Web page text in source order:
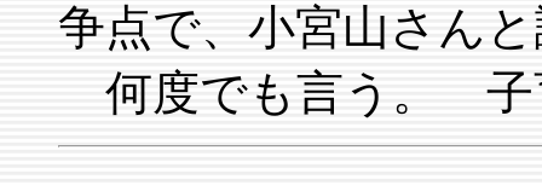
争点で、小宮山さん
何度でも言う。 子